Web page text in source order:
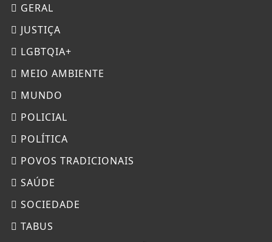
GERAL
JUSTIÇA
LGBTQIA+
MEIO AMBIENTE
MUNDO
POLICIAL
POLÍTICA
POVOS TRADICIONAIS
SAÚDE
SOCIEDADE
TABUS